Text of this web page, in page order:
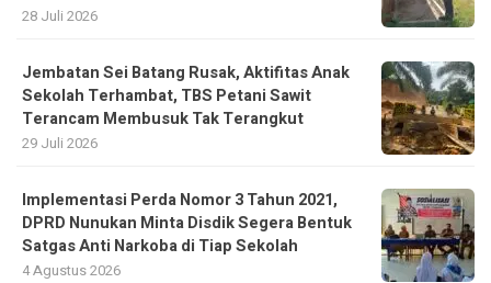
28 Juli 2026
Jembatan Sei Batang Rusak, Aktifitas Anak
Sekolah Terhambat, TBS Petani Sawit
Terancam Membusuk Tak Terangkut
29 Juli 2026
Implementasi Perda Nomor 3 Tahun 2021,
DPRD Nunukan Minta Disdik Segera Bentuk
Satgas Anti Narkoba di Tiap Sekolah
4 Agustus 2026